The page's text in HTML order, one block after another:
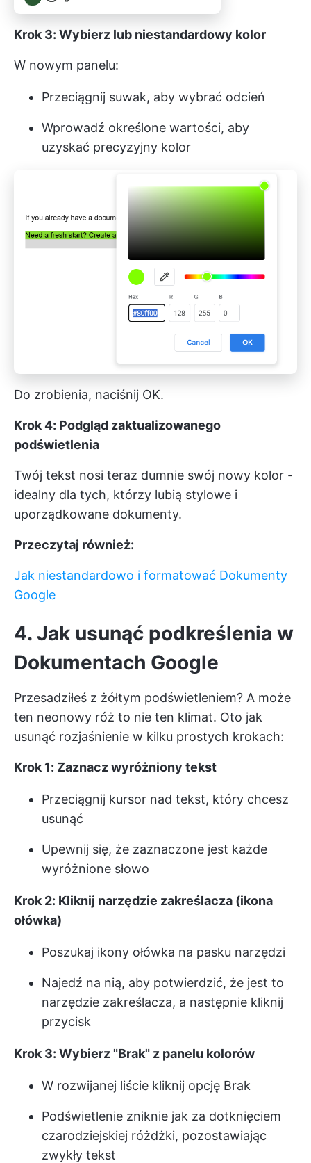
Krok 3: Wybierz lub niestandardowy kolor
W nowym panelu:
Przeciągnij suwak, aby wybrać odcień
Wprowadź określone wartości, aby
uzyskać precyzyjny kolor
Do zrobienia, naciśnij OK.
Krok 4: Podgląd zaktualizowanego
podświetlenia
Twój tekst nosi teraz dumnie swój nowy kolor -
idealny dla tych, którzy lubią stylowe i
uporządkowane dokumenty.
Przeczytaj również:
Jak niestandardowo i formatować Dokumenty
Google
4. Jak usunąć podkreślenia w
Dokumentach Google
Przesadziłeś z żółtym podświetleniem? A może
ten neonowy róż to nie ten klimat. Oto jak
usunąć rozjaśnienie w kilku prostych krokach:
Krok 1: Zaznacz wyróżniony tekst
Przeciągnij kursor nad tekst, który chcesz
usunąć
Upewnij się, że zaznaczone jest każde
wyróżnione słowo
Krok 2: Kliknij narzędzie zakreślacza (ikona
ołówka)
Poszukaj ikony ołówka na pasku narzędzi
Najedź na nią, aby potwierdzić, że jest to
narzędzie zakreślacza, a następnie kliknij
przycisk
Krok 3: Wybierz "Brak" z panelu kolorów
W rozwijanej liście kliknij opcję Brak
Podświetlenie zniknie jak za dotknięciem
czarodziejskiej różdżki, pozostawiając
zwykły tekst